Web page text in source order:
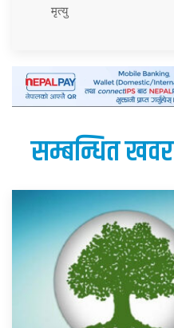
मृत्यु
सम्बन्धित खवर